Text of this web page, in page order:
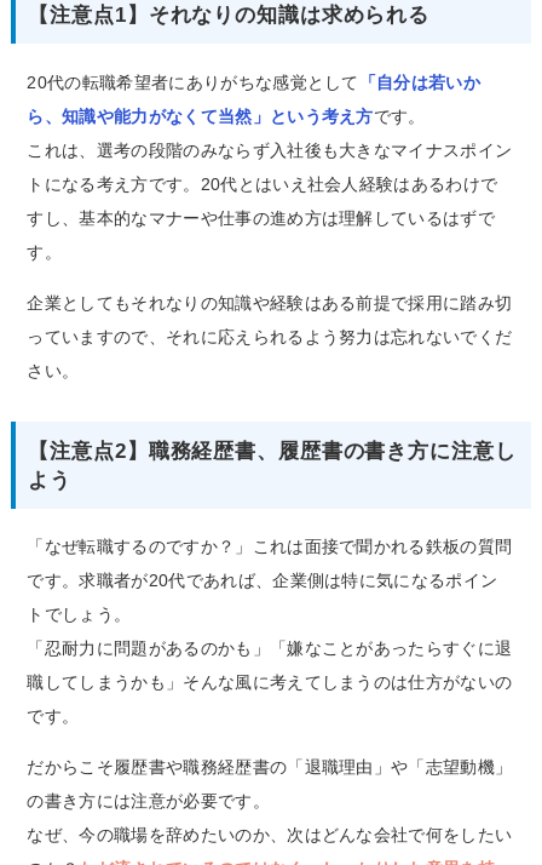
【注意点1】それなりの知識は求められる
20代の転職希望者にありがちな感覚として
「自分は若いか
ら、知識や能力がなくて当然」という考え方です。
これは、選考の段階のみならず入社後も大きなマイナスポイン
トになる考え方です。20代とはいえ社会人経験はあるわけで
すし、基本的なマナーや仕事の進め方は理解しているはずで
す。
企業としてもそれなりの知識や経験はある前提で採用に踏み切
っていますので、それに応えられるよう努力は忘れないでくだ
さい。
【注意点2】職務経歴書、履歴書の書き方に注意し
よう
「なぜ転職するのですか？」これは面接で聞かれる鉄板の質問
です。求職者が20代であれば、企業側は特に気になるポイン
トでしょう。
「忍耐力に問題があるのかも」「嫌なことがあったらすぐに退
職してしまうかも」そんな風に考えてしまうのは仕方がないの
です。
だからこそ履歴書や職務経歴書の「退職理由」や「志望動機」
の書き方には注意が必要です。
なぜ、今の職場を辞めたいのか、次はどんな会社で何をしたい